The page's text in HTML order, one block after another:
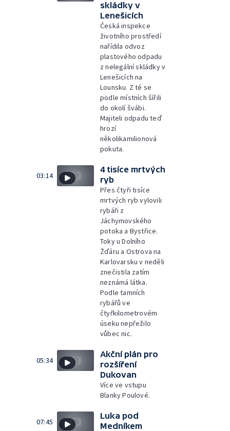
skládky v
Lenešicích
Česká inspekce
životního prostředí
nařídila odvoz
plastového odpadu
z nelegální skládky v
Lenešicích na
Lounsku. Z té se
podle místních šířili
do okolí švábi.
Majiteli odpadu teď
hrozí
několikamilionová
pokuta.
03:14
4 tisíce mrtvých
ryb
Přes čtyři tisíce
mrtvých ryb vylovili
rybáři z
Jáchymovského
potoka a Bystřice.
Toky u Dolního
Žďáru a Ostrova na
Karlovarsku v neděli
znečistila zatím
neznámá látka.
Podle tamních
rybářů ve
čtyřkilometrovém
úseku nepřežilo
vůbec nic.
05:34
Akční plán pro
rozšíření
Dukovan
Více ve vstupu
Blanky Poulové.
07:45
Luka pod
Medníkem